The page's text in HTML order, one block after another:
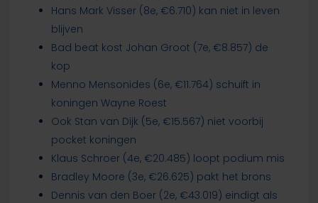
Hans Mark Visser (8e, €6.710) kan niet in leven
blijven
Bad beat kost Johan Groot (7e, €8.857) de
kop
Menno Mensonides (6e, €11.764) schuift in
koningen Wayne Roest
Ook Stan van Dijk (5e, €15.567) niet voorbij
pocket koningen
Klaus Schroer (4e, €20.485) loopt podium mis
Bradley Moore (3e, €26.625) pakt het brons
Dennis van den Boer (2e, €43.019) eindigt als